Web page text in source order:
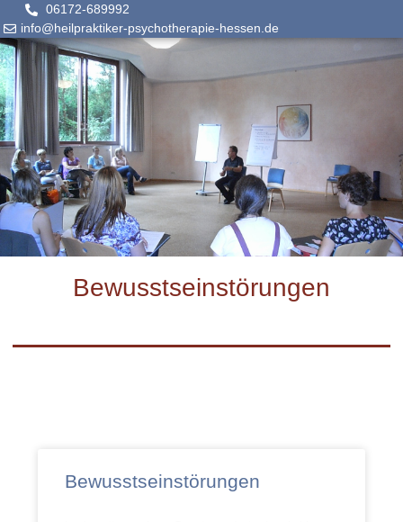
06172-689992
info@heilpraktiker-psychotherapie-hessen.de
Bewusstseinstörungen
Bewusstseinstörungen